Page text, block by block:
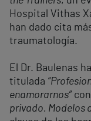
Hospital Vithas
han dado cita
traumatología.
El Dr. Baulenas
titulada
enamorarnos”
privado. Modelos